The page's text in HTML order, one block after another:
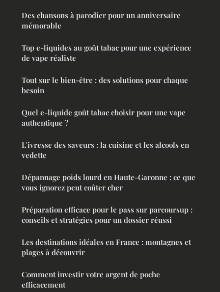
Des chansons à parodier pour un anniversaire
mémorable
Top e-liquides au goût tabac pour une expérience
de vape réaliste
Tout sur le bien-être : des solutions pour chaque
besoin
Quel e-liquide goût tabac choisir pour une vape
authentique ?
L'ivresse des saveurs : la cuisine et les alcools en
vedette
Dépannage poids lourd en Haute-Garonne : ce que
vous ignorez peut coûter cher
Préparation efficace pour le pass sur parcoursup :
conseils et stratégies pour un dossier réussi
Les destinations idéales en France : montagnes et
plages à découvrir
Comment investir votre argent de poche
efficacement